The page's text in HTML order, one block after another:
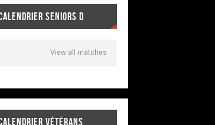
SENIORS D
View all matches
VÉTÉRANS